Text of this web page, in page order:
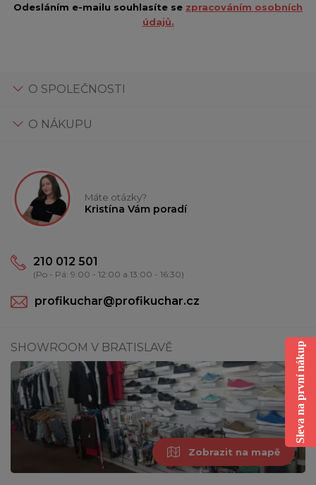
Odesláním e-mailu souhlasíte se zpracováním osobních
údajů.
O SPOLEČNOSTI
O NÁKUPU
Máte otázky?
Kristína Vám poradí
210 012 501
(Po - Pá: 9:00 - 12:00 a 13:00 - 16:30)
profikuchar@profikuchar.cz
SHOWROOM V BRATISLAVĚ
Zobrazit na mapě
Sleva na první nákup